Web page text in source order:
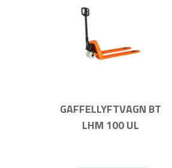
GAFFELLYFTVAGN BT
LHM 100 UL